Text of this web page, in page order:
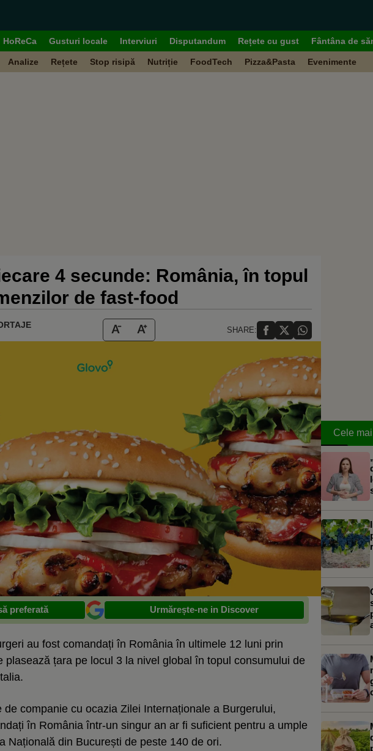
HoReCa Gusturi locale Interviuri Disputandum Rețete cu gust Fântâna de
Analize Rețete Stop risipă Nutriție FoodTech Pizza&Pasta Evenimente
4 secunde: România, în topul
de fast-food
SHARE:
preferată Urmărește-ne in Discover
au fost comandați în România în ultimele 12 luni prin
plasează țara pe locul 3 la nivel global în topul consumului de
de companie cu ocazia Zilei Internaționale a Burgerului,
în România într-un singur an ar fi suficient pentru a umple
Națională din București de peste 140 de ori.
Cele